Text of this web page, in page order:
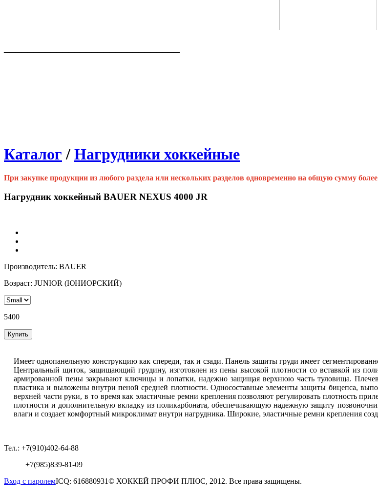
Каталог / Нагрудники хоккейные
При закупке продукции из любого раздела или нескольких разделов одновременно на общую сумму
Нагрудник хоккейный BAUER NEXUS 4000 JR
Производитель: BAUER
Возраст: JUNIOR (ЮНИОРСКИЙ)
5400
Имеет однопанельную конструкцию как спереди, так и сзади. Панель защиты груди имеет
Центральный щиток, защищающий грудину, изготовлен из пены высокой плотности со вставкой из
армированной пены закрывают ключицы и лопатки, надежно защищая верхнюю часть туловища.
пластика и выложены внутри пеной средней плотности. Односоставные элементы защиты бицепса,
верхней части руки, в то время как эластичные ремни крепления позволяют регулировать плотность
плотности и дополнительную вкладку из поликарбоната, обеспечивающую надежную защиту
влаги и создает комфортный микроклимат внутри нагрудника. Широкие, эластичные ремни крепления
Тел.: +7(910)402-64-88
+7(985)839-81-09
Вход с паролемICQ: 616880931© ХОККЕЙ ПРОФИ ПЛЮС, 2012. Все права защищены.